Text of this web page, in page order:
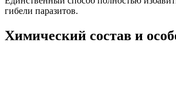
гибели паразитов.
Химический состав и